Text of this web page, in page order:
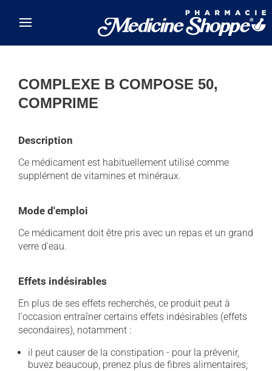
COMPLEXE B COMPOSE 50,
COMPRIME
Description
Ce médicament est habituellement utilisé comme
supplément de vitamines et minéraux.
Mode d'emploi
Ce médicament doit être pris avec un repas et un grand
verre d'eau.
Effets indésirables
En plus de ses effets recherchés, ce produit peut à
l'occasion entraîner certains effets indésirables (effets
secondaires), notamment :
il peut causer de la constipation - pour la prévenir,
buvez beaucoup, prenez plus de fibres alimentaires;